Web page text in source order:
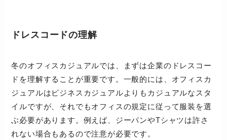
ドレスコードの理解
冬のオフィスカジュアルでは、まずは企業のドレスコー
ドを理解することが重要です。一般的には、オフィスカ
ジュアルはビジネスカジュアルよりもカジュアルなスタ
イルですが、それでもオフィスの規定に従って服装を選
ぶ必要があります。例えば、ジーパンやTシャツは許さ
れない場合もあるので注意が必要です。